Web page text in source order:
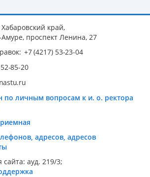
Хабаровский край,
проспект Ленина, 27
по личным вопросам к и. о. ректора
адресов, адресов
ауд. 219/3;